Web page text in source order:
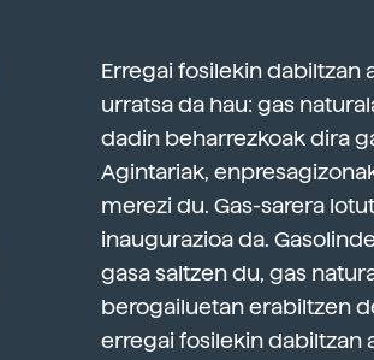
Erregai fosilekin
urratsa da hau: gas
dadin beharrezkoak dira
Agintariak,
merezi du. Gas-sarera
inaugurazioa da.
gasa saltzen du, gas
berogailuetan erabiltzen
erregai fosilekin dabiltzan